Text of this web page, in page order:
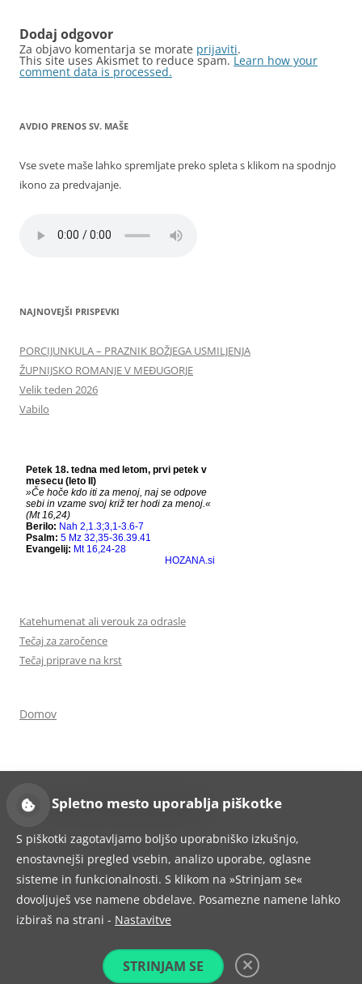
Dodaj odgovor
Za objavo komentarja se morate prijaviti.
This site uses Akismet to reduce spam.Learn how your
comment data is processed.
AVDIO PRENOS SV. MAŠE
Vse svete maše lahko spremljate preko spleta s klikom na spodnjo
ikono za predvajanje.
NAJNOVEJŠI PRISPEVKI
PORCIJUNKULA – PRAZNIK BOŽJEGA USMILJENJA
ŽUPNIJSKO ROMANJE V MEĐUGORJE
Velik teden 2026
Vabilo
Katehumenat ali verouk za odrasle
Tečaj za zaročence
Tečaj priprave na krst
Domov
Ponosno uporablja tehnologijo WordPress
Spletno mesto uporablja piškotke
S piškotki zagotavljamo boljšo uporabniško izkušnjo,
enostavnejši pregled vsebin, analizo uporabe, oglasne
sisteme in funkcionalnosti. S klikom na »Strinjam se«
dovoljuješ vse namene obdelave. Posamezne namene lahko
izbiraš na strani - Nastavitve
STRINJAM SE